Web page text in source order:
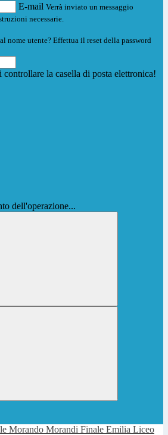
E-mail Verrà inviato un messaggio
necessarie.
nome utente? Effettua il reset della password
la casella di posta elettronica!
dell'operazione...
Liceo